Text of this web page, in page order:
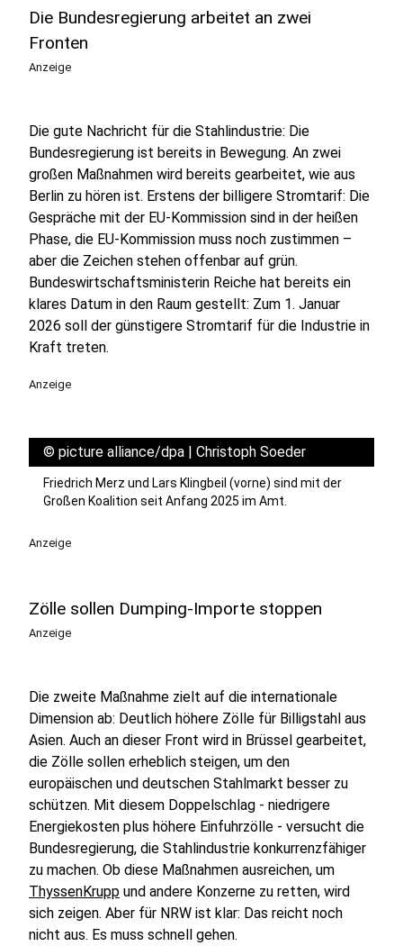
Die Bundesregierung arbeitet an zwei
Fronten
Anzeige
Die gute Nachricht für die Stahlindustrie: Die
Bundesregierung ist bereits in Bewegung. An zwei
großen Maßnahmen wird bereits gearbeitet, wie aus
Berlin zu hören ist. Erstens der billigere Stromtarif: Die
Gespräche mit der EU-Kommission sind in der heißen
Phase, die EU-Kommission muss noch zustimmen –
aber die Zeichen stehen offenbar auf grün.
Bundeswirtschaftsministerin Reiche hat bereits ein
klares Datum in den Raum gestellt: Zum 1. Januar
2026 soll der günstigere Stromtarif für die Industrie in
Kraft treten.
Anzeige
© picture alliance/dpa | Christoph Soeder
Friedrich Merz und Lars Klingbeil (vorne) sind mit der
Großen Koalition seit Anfang 2025 im Amt.
Anzeige
Zölle sollen Dumping-Importe stoppen
Anzeige
Die zweite Maßnahme zielt auf die internationale
Dimension ab: Deutlich höhere Zölle für Billigstahl aus
Asien. Auch an dieser Front wird in Brüssel gearbeitet,
die Zölle sollen erheblich steigen, um den
europäischen und deutschen Stahlmarkt besser zu
schützen. Mit diesem Doppelschlag - niedrigere
Energiekosten plus höhere Einfuhrzölle - versucht die
Bundesregierung, die Stahlindustrie konkurrenzfähiger
zu machen. Ob diese Maßnahmen ausreichen, um
ThyssenKrupp und andere Konzerne zu retten, wird
sich zeigen. Aber für NRW ist klar: Das reicht noch
nicht aus. Es muss schnell gehen.